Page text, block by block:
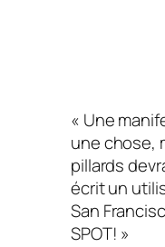
« Une
une chose,
pillards
écrit un
San
SPOT! »